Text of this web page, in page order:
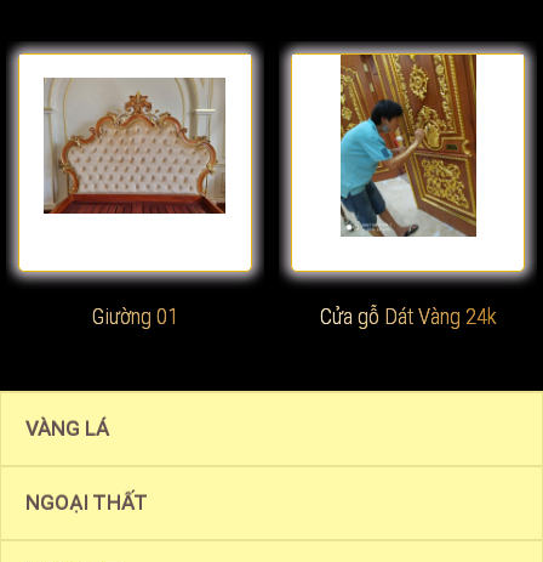
Xem chi tiết
Giường 01
Xem chi tiết
Cửa gỗ Dát Vàng 24k
VÀNG LÁ
NGOẠI THẤT